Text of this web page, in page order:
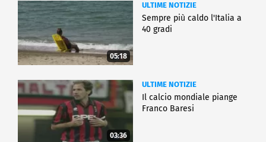
05:18
ULTIME NOTIZIE
Sempre più caldo l'Italia a
40 gradi
03:36
ULTIME NOTIZIE
Il calcio mondiale piange
Franco Baresi